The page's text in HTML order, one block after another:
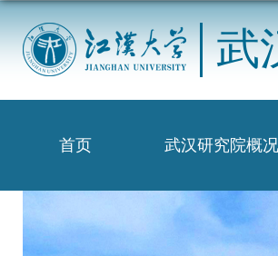
武
首页 武汉研究院概况